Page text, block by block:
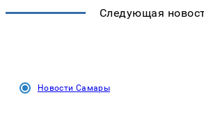
Следующая
Новости Самары